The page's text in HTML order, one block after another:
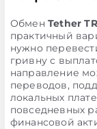
Обмен Tether
практичный
нужно
гривну с
направление
переводов,
локальных
повседневных
финансовой